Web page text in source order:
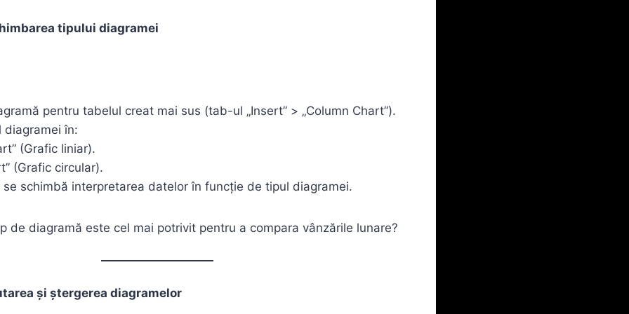
tipului diagramei
pentru tabelul creat mai sus (tab-ul „Insert” > „Column Chart”).
diagramei în:
(Grafic liniar).
(Grafic circular).
se schimbă interpretarea datelor în funcție de tipul diagramei.
de diagramă este cel mai potrivit pentru a compara vânzările lunare?
și ștergerea diagramelor